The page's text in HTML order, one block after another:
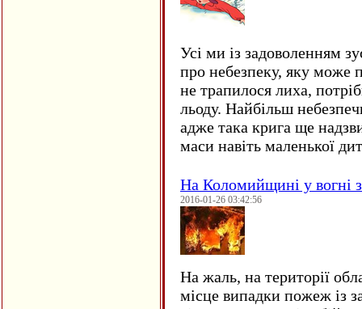
Усі ми із задоволенням
про небезпеку, яку може
не трапилося лиха,
льоду. Найбільш
адже така крига ще
маси навіть маленької
На Коломийщині у вогні
2016-01-26 03:42:56
На жаль, на території
місце випадки пожеж із